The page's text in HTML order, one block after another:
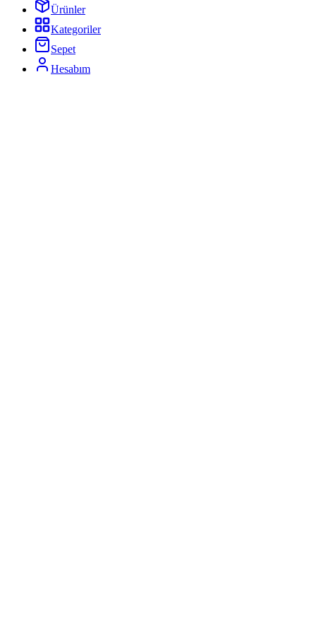
Ürünler
Kategoriler
Sepet
Hesabım